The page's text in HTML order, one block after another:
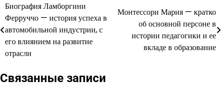
Навигация
по
записям
Биография Ламборгини
Ферруччо — история успеха в
автомобильной индустрии, с
его влиянием на развитие
отрасли
Монтессори Мария — кратко
об основной персоне в
истории педагогики и ее
вкладе в образование
Связанные записи